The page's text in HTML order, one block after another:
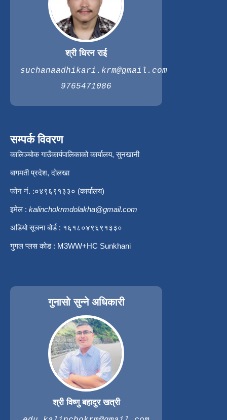
श्री धिरन राई
suchanaadhikari.krm@gmail.com
9765471086
सम्पर्क विवरण
कालिञ्चोक गाउँकार्यपालिकाको कार्यालय, सुनखानी
बागमती प्रदेश, दोलखा
फोन नं. :०४९६९१३३० (कार्यालय)
इमेल : kalinchokrmdolakha@gmail.com
अडियो सूचना बोर्ड : १६१८०४९६९१३३०
गुगल प्लस कोड : M3WW+HC Sunkhani
गुनासो सुन्ने अधिकारी
श्री विष्णु बहादुर खत्री